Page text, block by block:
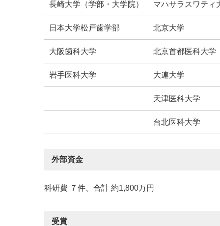
長崎大学（学部・大学院） マハサラスワティ
日本大学松戸歯学部 北京大学
大阪歯科大学 北京首都医科大学
岩手医科大学 大連大学
天津医科大学
台北医科大学
外部資金
科研費 ７件、合計 約1,800万円
受賞